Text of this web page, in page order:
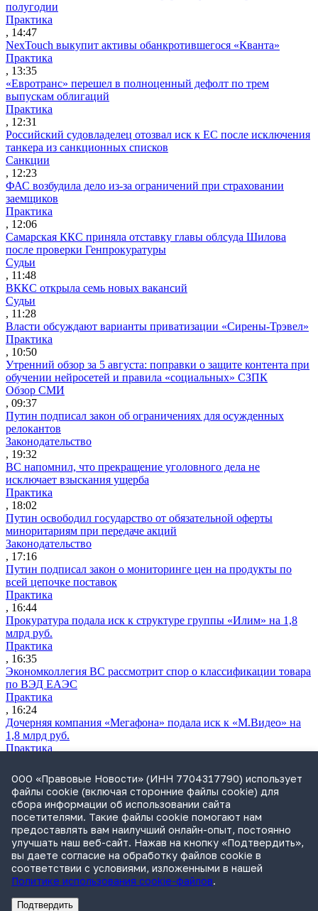
полугодии
Практика
, 14:47
NexTouch выкупит активы обанкротившегося «Кванта»
Практика
, 13:35
«Евротранс» перешел в полноценный дефолт по трем
выпускам облигаций
Практика
, 12:31
Российский судовладелец отозвал иск к ЕС после исключения
танкера из санкционных списков
Санкции
, 12:23
ФАС возбудила дело из-за ограничений при страховании
заемщиков
Практика
, 12:06
Самарская ККС приняла отставку главы облсуда Шилова
после проверки Генпрокуратуры
Судьи
, 11:48
ВККС открыла семь новых вакансий
Судьи
, 11:28
Власти обсуждают варианты приватизации «Сирены-Трэвел»
Практика
, 10:50
Утренний обзор за 5 августа: поправки о защите контента при
обучении нейросетей и правила «социальных» СЗПК
Обзор СМИ
, 09:37
Путин подписал закон об ограничениях для осужденных
релокантов
Законодательство
, 19:32
ВС напомнил, что прекращение уголовного дела не
исключает взыскания ущерба
Практика
, 18:02
Путин освободил государство от обязательной оферты
миноритариям при передаче акций
Законодательство
, 17:16
Путин подписал закон о мониторинге цен на продукты по
всей цепочке поставок
Практика
, 16:44
Прокуратура подала иск к структуре группы «Илим» на 1,8
млрд руб.
Практика
, 16:35
Экономколлегия ВС рассмотрит спор о классификации товара
по ВЭД ЕАЭС
Практика
, 16:24
Дочерняя компания «Мегафона» подала иск к «М.Видео» на
1,8 млрд руб.
Практика
СИП проверит отмену патента на систему управления
устройствами после возражений «Яндекса»
Практика
, 15:17
Суды 10 стран рассматривают иски российской «дочки»
Google о возврате дивидендов
Международная практика
, 14:09
ООО «Правовые Новости» (ИНН 7704317790) использует
файлы cookie (включая сторонние файлы cookie) для
сбора информации об использовании сайта
посетителями. Такие файлы cookie помогают нам
предоставлять вам наилучший онлайн-опыт, постоянно
улучшать наш веб-сайт. Нажав на кнопку «Подтвердить»,
вы даете согласие на обработку файлов cookie в
соответствии с условиями, изложенными в нашей
Политике использования cookie-файлов.
Подтвердить